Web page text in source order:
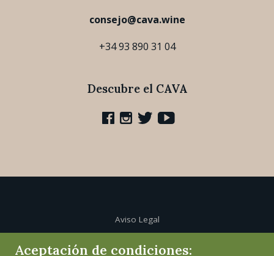
consejo@cava.wine
+34 93 890 31 04
Descubre el CAVA
Aviso Legal
Política de cookies
Aceptación de condiciones: